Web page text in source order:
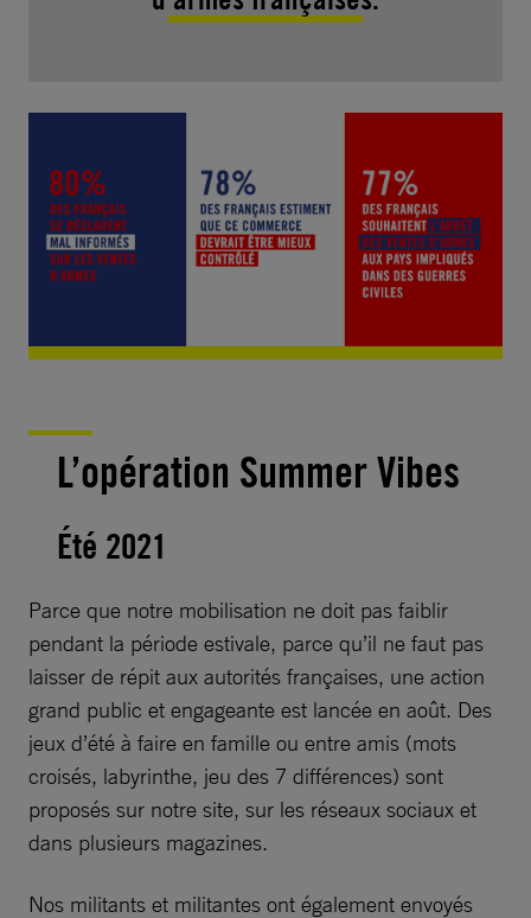
L’opération Summer Vibes
Été 2021
Parce que notre mobilisation ne doit pas faiblir
pendant la période estivale, parce qu’il ne faut pas
laisser de répit aux autorités françaises, une action
grand public et engageante est lancée en août. Des
jeux d’été à faire en famille ou entre amis (mots
croisés, labyrinthe, jeu des 7 différences) sont
proposés sur notre site, sur les réseaux sociaux et
dans plusieurs magazines.
Nos militants et militantes ont également envoyés